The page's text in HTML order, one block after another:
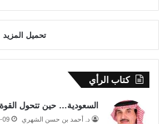
تحميل المزيد
كتاب الرأي
السعودية… حين تتحول
د. أحمد بن حسن الشهري 09